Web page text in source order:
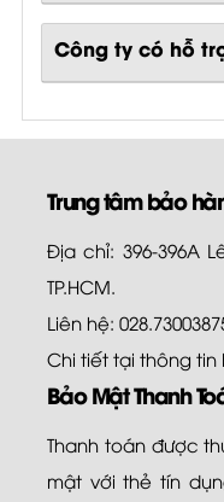
Công ty có hỗ
Trung tâm bảo
Địa chỉ: 396-396A
TP.HCM.
Liên hệ:
Chi tiết tại thông tin
Bảo Mật Thanh
Thanh toán được
mật với thẻ tín